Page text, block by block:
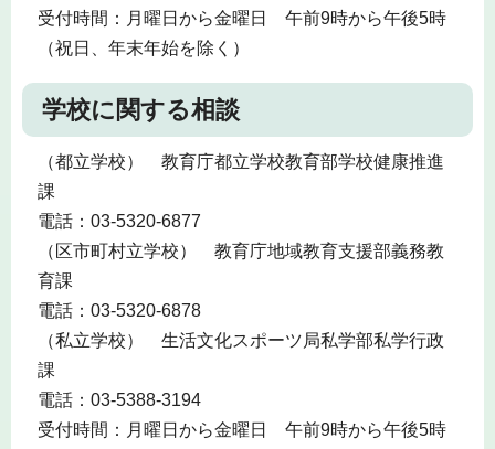
受付時間：月曜日から金曜日 午前9時から午後5時
（祝日、年末年始を除く）
学校に関する相談
（都立学校） 教育庁都立学校教育部学校健康推進
課
電話：03-5320-6877
（区市町村立学校） 教育庁地域教育支援部義務教
育課
電話：03-5320-6878
（私立学校） 生活文化スポーツ局私学部私学行政
課
電話：03-5388-3194
受付時間：月曜日から金曜日 午前9時から午後5時